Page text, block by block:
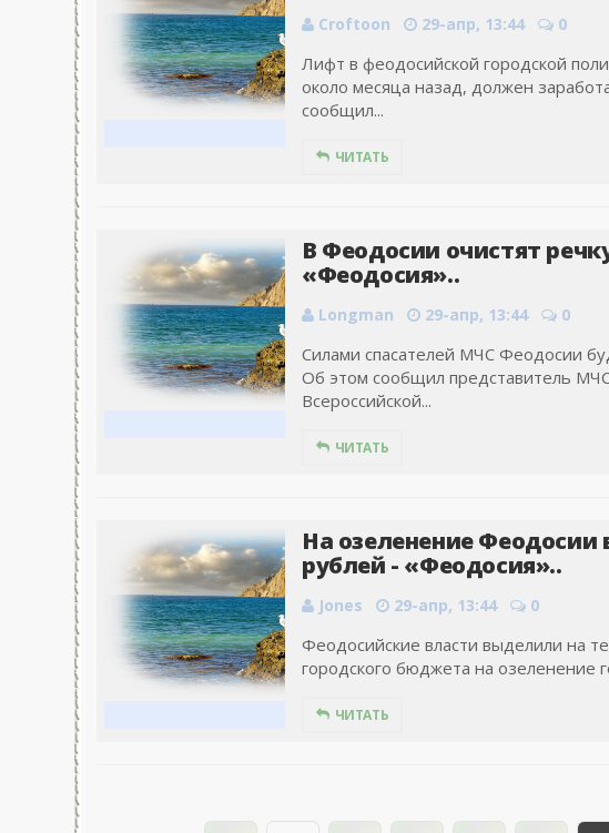
Croftoon 29-апр, 13:44 0
Лифт в феодосийской городской
около месяца назад, должен
сообщил...
ЧИТАТЬ
В Феодосии очистят
«Феодосия»..
Longman 29-апр, 13:44 0
Силами спасателей МЧС Феодосии
Об этом сообщил представитель
Всероссийской...
ЧИТАТЬ
На озеленение
рублей - «Феодосия»..
Jones 29-апр, 13:44 0
Феодосийские власти выделили на
городского бюджета на озеленение
ЧИТАТЬ